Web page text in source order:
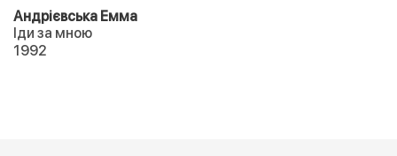
Андрієвська Емма
Іди за мною
1992